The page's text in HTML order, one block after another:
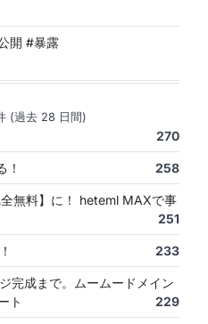
開 #暴露
(過去 28 日間)
270
！ 258
無料】に！ heteml MAXで事
251
233
完成まで。ムームードメイン
ト
229